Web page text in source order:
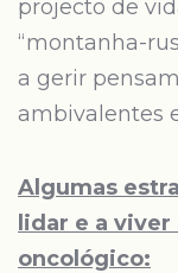
projecto de
“montanha-
a gerir
ambivalentes
Algumas
lidar e a
oncológico: